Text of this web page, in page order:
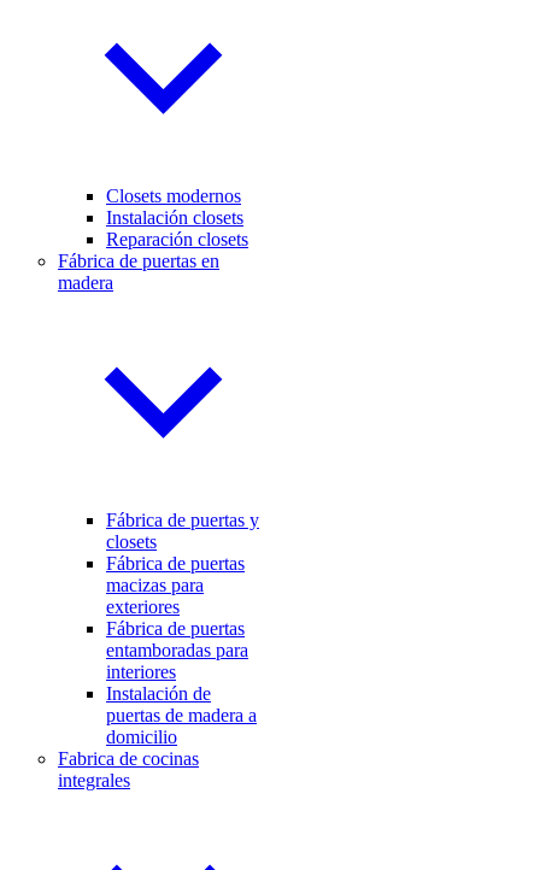
Closets modernos
Instalación closets
Reparación closets
Fábrica de puertas en
madera
Fábrica de puertas y
closets
Fábrica de puertas
macizas para
exteriores
Fábrica de puertas
entamboradas para
interiores
Instalación de
puertas de madera a
domicilio
Fabrica de cocinas
integrales